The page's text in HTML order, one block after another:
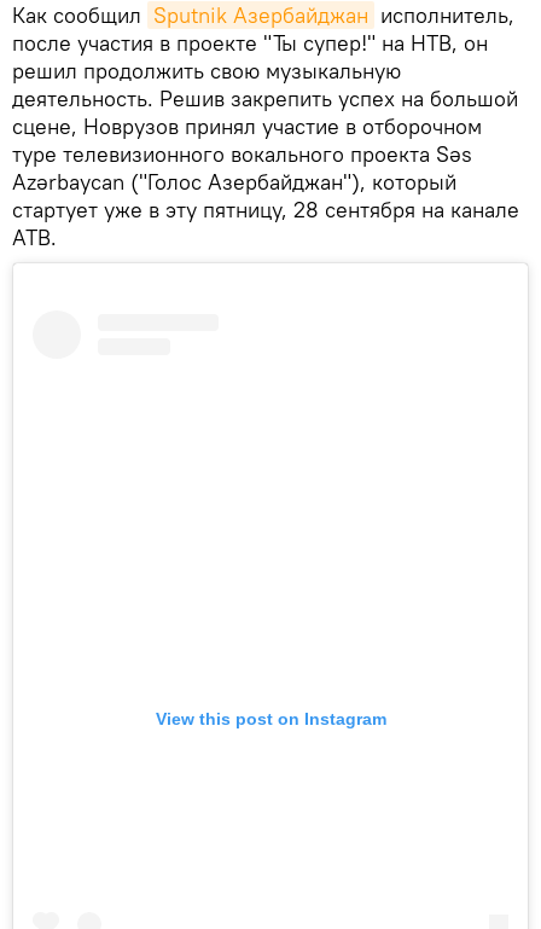
Как сообщил Sputnik Азербайджан исполнитель,
после участия в проекте "Ты супер!" на НТВ, он
решил продолжить свою музыкальную
деятельность. Решив закрепить успех на большой
сцене, Новрузов принял участие в отборочном
туре телевизионного вокального проекта Səs
Azərbaycan ("Голос Азербайджан"), который
стартует уже в эту пятницу, 28 сентября на канале
АТВ.
View this post on Instagram